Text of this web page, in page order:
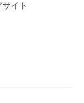
イト